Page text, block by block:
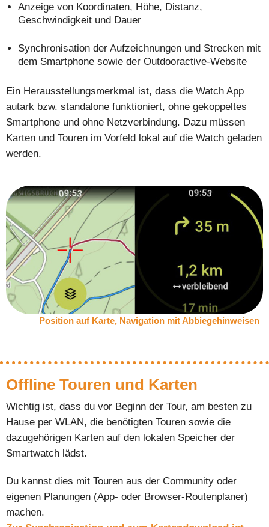
Anzeige von Koordinaten, Höhe, Distanz,
Geschwindigkeit und Dauer
Synchronisation der Aufzeichnungen und Strecken mit
dem Smartphone sowie der Outdooractive-Website
Ein Herausstellungsmerkmal ist, dass die Watch App
autark bzw. standalone funktioniert, ohne gekoppeltes
Smartphone und ohne Netzverbindung. Dazu müssen
Karten und Touren im Vorfeld lokal auf die Watch geladen
werden.
Position auf Karte, Navigation mit Abbiegehinweisen
Offline Touren und Karten
Wichtig ist, dass du vor Beginn der Tour, am besten zu
Hause per WLAN, die benötigten Touren sowie die
dazugehörigen Karten auf den lokalen Speicher der
Smartwatch lädst.
Du kannst dies mit Touren aus der Community oder
eigenen Planungen (App- oder Browser-Routenplaner)
machen.